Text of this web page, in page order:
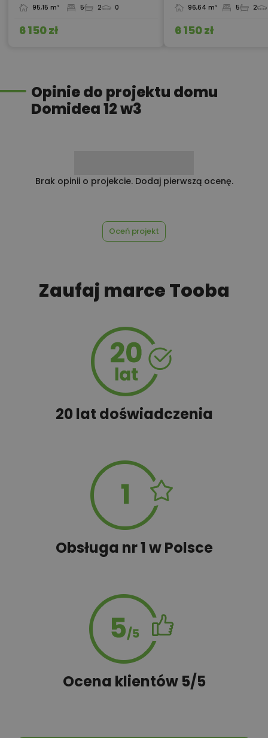
Pompa ciepła 450,00 zł
ścieków
Rabat 10% na zakupy w
100,00 zł
Rabat 10% na zakupy w OBI
Rekuperacja 450,00 zł
95,15 m² 5 2 0
6 150 zł
96,64 m² 5 2
6 150 zł
Opinie do projektu domu
Domidea 12 w3
Brak opinii o projekcie. Dodaj pierwszą ocenę.
Oceń projekt
Zaufaj marce Tooba
20 lat doświadczenia
Obsługa nr 1 w Polsce
Ocena klientów 5/5